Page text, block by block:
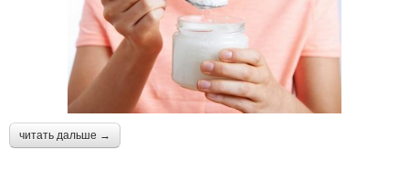
читать дальше →